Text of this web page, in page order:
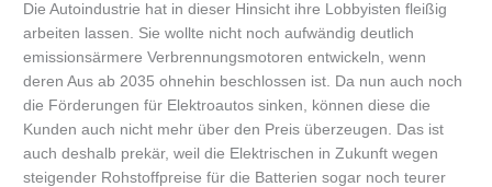
Die Autoindustrie hat in dieser Hinsicht ihre Lobbyisten fleißig
arbeiten lassen. Sie wollte nicht noch aufwändig deutlich
emissionsärmere Verbrennungsmotoren entwickeln, wenn
deren Aus ab 2035 ohnehin beschlossen ist. Da nun auch noch
die Förderungen für Elektroautos sinken, können diese die
Kunden auch nicht mehr über den Preis überzeugen. Das ist
auch deshalb prekär, weil die Elektrischen in Zukunft wegen
steigender Rohstoffpreise für die Batterien sogar noch teurer